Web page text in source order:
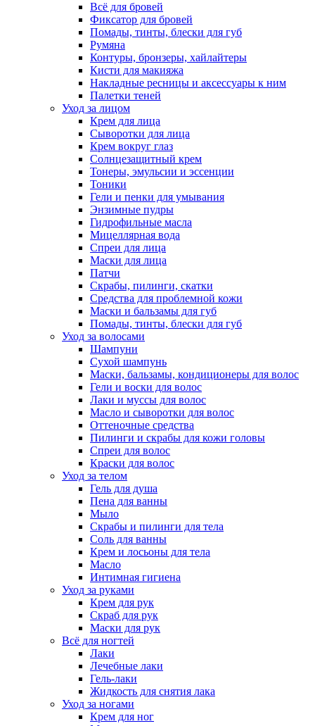
Всё для бровей
Фиксатор для бровей
Помады, тинты, блески для губ
Румяна
Контуры, бронзеры, хайлайтеры
Кисти для макияжа
Накладные ресницы и аксессуары к ним
Палетки теней
Уход за лицом
Крем для лица
Сыворотки для лица
Крем вокруг глаз
Солнцезащитный крем
Тонеры, эмульсии и эссенции
Тоники
Гели и пенки для умывания
Энзимные пудры
Гидрофильные масла
Мицеллярная вода
Спреи для лица
Маски для лица
Патчи
Скрабы, пилинги, скатки
Средства для проблемной кожи
Маски и бальзамы для губ
Помады, тинты, блески для губ
Уход за волосами
Шампуни
Сухой шампунь
Маски, бальзамы, кондиционеры для волос
Гели и воски для волос
Лаки и муссы для волос
Масло и сыворотки для волос
Оттеночные средства
Пилинги и скрабы для кожи головы
Спреи для волос
Краски для волос
Уход за телом
Гель для душа
Пена для ванны
Мыло
Скрабы и пилинги для тела
Соль для ванны
Крем и лосьоны для тела
Масло
Интимная гигиена
Уход за руками
Крем для рук
Скраб для рук
Маски для рук
Всё для ногтей
Лаки
Лечебные лаки
Гель-лаки
Жидкость для снятия лака
Уход за ногами
Крем для ног